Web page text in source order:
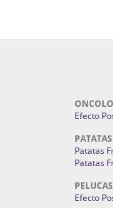
Efecto
Patatas
Patatas
PELUCAS
Efecto